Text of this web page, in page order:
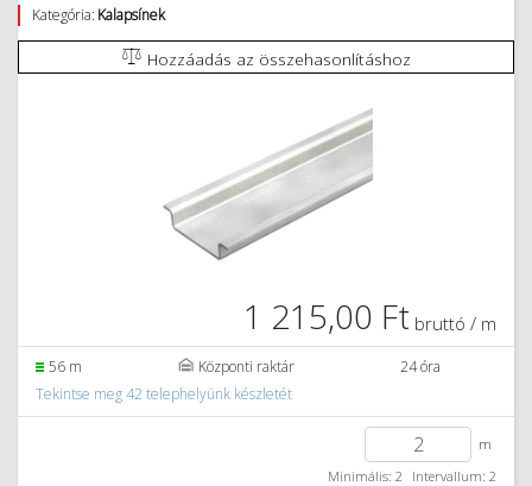
Kategória: Kalapsínek
Hozzáadás az összehasonlításhoz
1 215,00 Ft bruttó / m
56 m Központi raktár
24 óra
Tekintse meg 42 telephelyünk készletét
m
Minimális: 2
Intervallum: 2